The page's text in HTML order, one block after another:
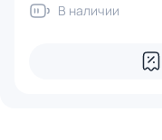
В наличии